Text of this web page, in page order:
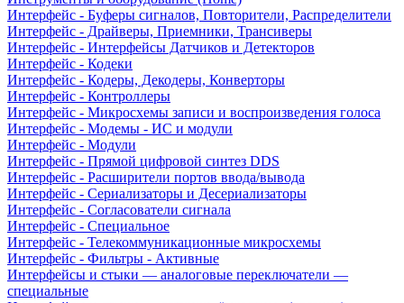
Интерфейс - Буферы сигналов, Повторители, Распределители
Интерфейс - Драйверы, Приемники, Трансиверы
Интерфейс - Интерфейсы Датчиков и Детекторов
Интерфейс - Кодеки
Интерфейс - Кодеры, Декодеры, Конверторы
Интерфейс - Контроллеры
Интерфейс - Микросхемы записи и воспроизведения голоса
Интерфейс - Модемы - ИС и модули
Интерфейс - Модули
Интерфейс - Прямой цифровой синтез DDS
Интерфейс - Расширители портов ввода/вывода
Интерфейс - Сериализаторы и Десериализаторы
Интерфейс - Согласователи сигнала
Интерфейс - Специальное
Интерфейс - Телекоммуникационные микросхемы
Интерфейс - Фильтры - Активные
Интерфейсы и стыки — аналоговые переключатели —
специальные